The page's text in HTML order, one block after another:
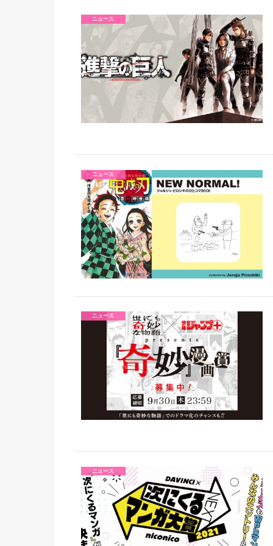
ニュース
ニュース
ニュース
ニュース